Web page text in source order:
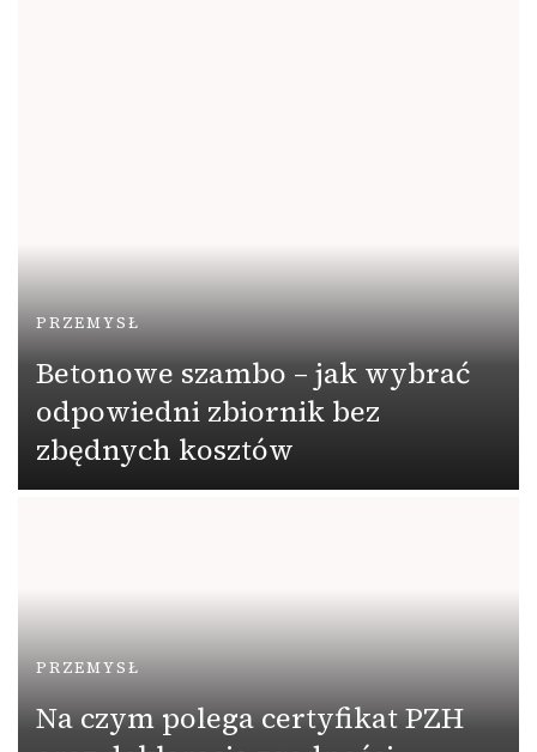
PRZEMYSŁ
Betonowe szambo – jak wybrać
odpowiedni zbiornik bez
zbędnych kosztów
PRZEMYSŁ
Na czym polega certyfikat PZH